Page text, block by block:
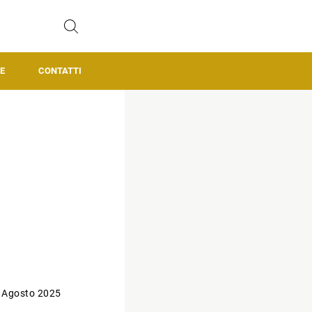
CONTATTI
2025